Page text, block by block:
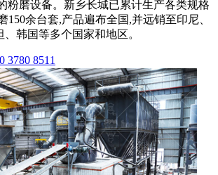
粉磨设备。新乡长城已累计生产各类规格
150余台套,产品遍布全国,并远销至印尼、
韩国等多个国家和地区。
3780 8511